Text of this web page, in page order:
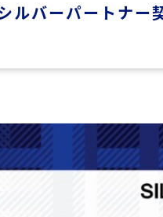
ルバーパートナー